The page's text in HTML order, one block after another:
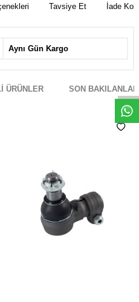
Whatsapp
Tavsiye Et İade
Aynı Gün Kargo
ÜRÜNLER SON BAKILANLAR